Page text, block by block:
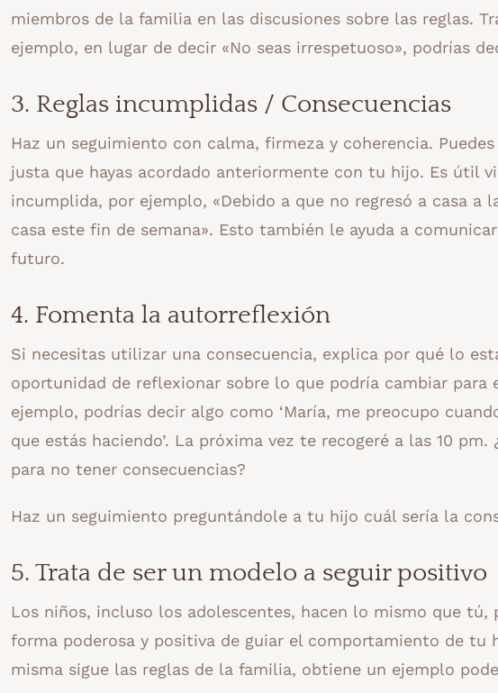
miembros de la familia en las discusiones sobre las reglas.
ejemplo, en lugar de decir «No seas irrespetuoso», podrías
3. Reglas incumplidas / Consecuencias
Haz un seguimiento con calma, firmeza y coherencia.
justa que hayas acordado anteriormente con tu hijo. Es útil
incumplida, por ejemplo, «Debido a que no regresó a casa a
casa este fin de semana». Esto también le ayuda a
futuro.
4. Fomenta la autorreflexión
Si necesitas utilizar una consecuencia, explica por qué lo
oportunidad de reflexionar sobre lo que podría cambiar para
ejemplo, podrías decir algo como ‘María, me preocupo
que estás haciendo’. La próxima vez te recogeré a las 10
para no tener consecuencias?
Haz un seguimiento preguntándole a tu hijo cuál sería la
5. Trata de ser un modelo a seguir positivo
Los niños, incluso los adolescentes, hacen lo mismo que tú,
forma poderosa y positiva de guiar el comportamiento de tu
misma sigue las reglas de la familia, obtiene un ejemplo